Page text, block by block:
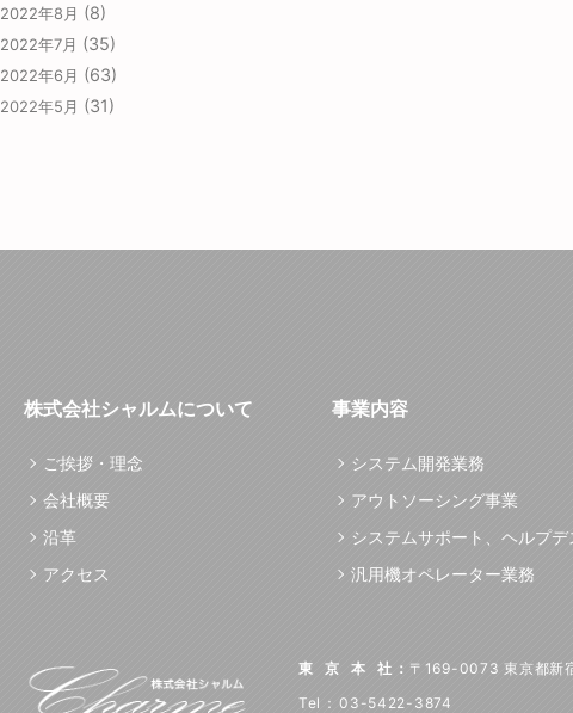
2022年8月 (8)
2022年7月 (35)
2022年6月 (63)
2022年5月 (31)
株式会社シャルムについて
ご挨拶・理念
会社概要
沿革
アクセス
事業内容
システム開発業務
アウトソーシング事業
システムサポート、ヘルプデ
汎用機オペレーター業務
東京本社 ： 〒169-0073 東京都新
Tel ： 03-5422-3874